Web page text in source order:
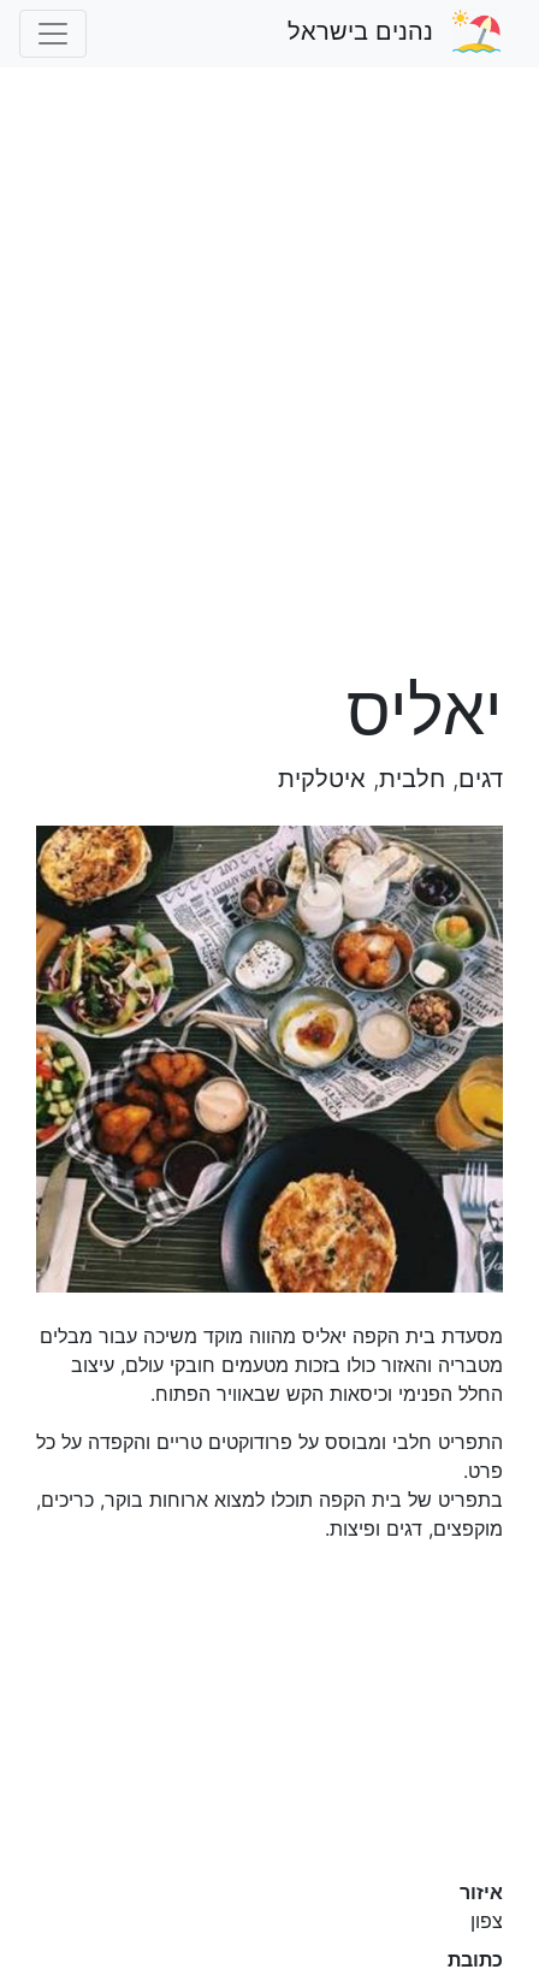
נהנים בישראל
יאליס
דגים, חלבית, איטלקית
מסעדת בית הקפה יאליס מהווה מוקד משיכה עבור מבלים
מטבריה והאזור כולו בזכות מטעמים חובקי עולם, עיצוב
החלל הפנימי וכיסאות הקש שבאוויר הפתוח.
התפריט חלבי ומבוסס על פרודוקטים טריים והקפדה על כל
פרט.
בתפריט של בית הקפה תוכלו למצוא ארוחות בוקר, כריכים,
מוקפצים, דגים ופיצות.
איזור
צפון
כתובת